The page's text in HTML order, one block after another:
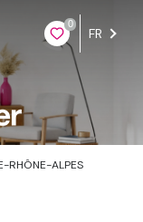
0
FR
RHÔNE-ALPES